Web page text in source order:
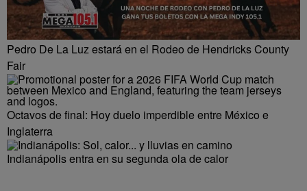
Pedro De La Luz estará en el Rodeo de Hendricks County
Fair
Octavos de final: Hoy duelo imperdible entre México e
Inglaterra
Indianápolis entra en su segunda ola de calor